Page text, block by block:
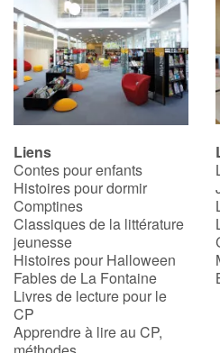
Liens
Contes pour enfants
Histoires pour dormir
Comptines
Classiques de la littérature
jeunesse
Histoires pour Halloween
Fables de La Fontaine
Livres de lecture pour le
CP
Apprendre à lire au CP,